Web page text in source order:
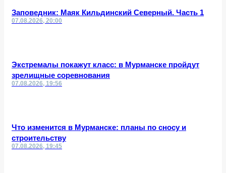
Заповедник: Маяк Кильдинский Северный. Часть 1
07.08.2026, 20:00
Экстремалы покажут класс: в Мурманске пройдут
зрелищные соревнования
07.08.2026, 19:56
Что изменится в Мурманске: планы по сносу и
строительству
07.08.2026, 19:45